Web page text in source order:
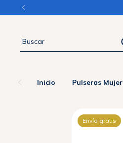
Inicio Pulseras Mujer
Envío gratis